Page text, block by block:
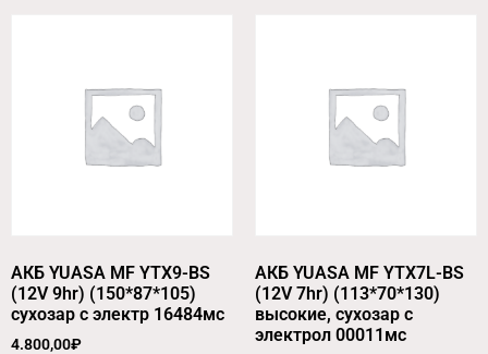
АКБ YUASA MF YTX9-BS
(12V 9hr) (150*87*105)
сухозар с электр 16484мс
4.800,00₽
АКБ YUASA MF YTX7L-BS
(12V 7hr) (113*70*130)
высокие, сухозар с
электрол 00011мс